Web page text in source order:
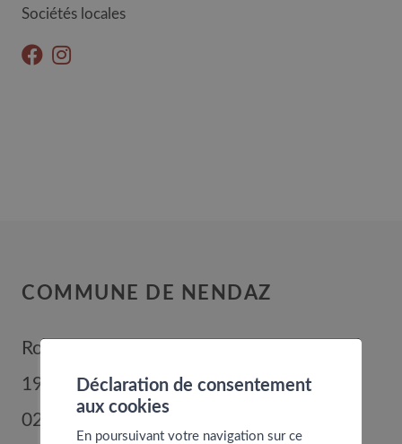
Sociétés locales
COMMUNE DE NENDAZ
Route de Nendaz 352
1996
Basse-Nendaz
027 289 56 00
Déclaration de consentement
aux cookies
En poursuivant votre navigation sur ce